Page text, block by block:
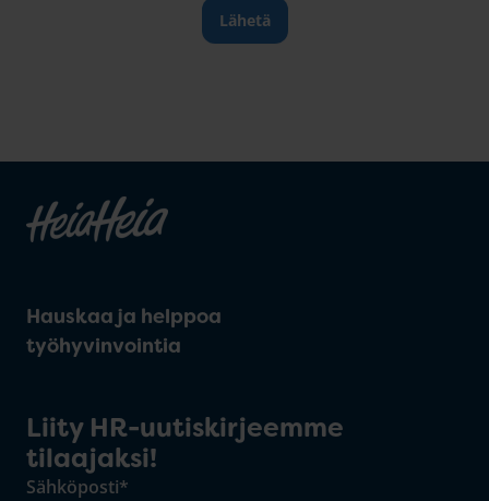
Hauskaa ja helppoa
työhyvinvointia
Liity HR-uutiskirjeemme
tilaajaksi!
Sähköposti*